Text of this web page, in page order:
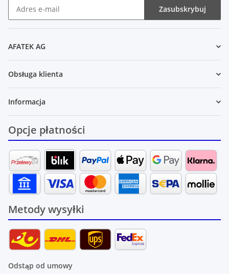
Zasubskrybuj
AFATEK AG
Obsługa klienta
Informacja
Opcje płatności
Metody wysyłki
Odstąp od umowy